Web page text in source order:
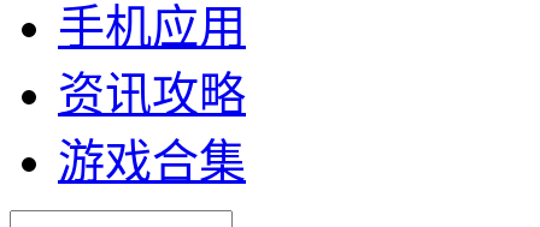
手机应用
资讯攻略
游戏合集